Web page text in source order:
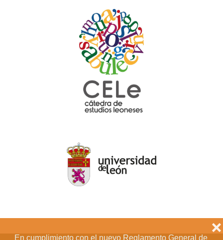
En cumplimiento con el nuevo Reglamento General de
❌